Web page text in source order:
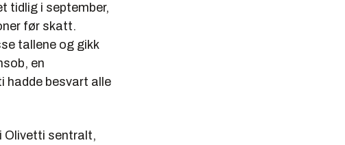
tidlig i september,
før skatt.
tallene og gikk
en
hadde besvart alle
Olivetti sentralt,